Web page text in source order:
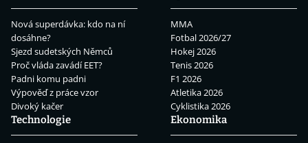
Nová superdávka: kdo na ní
dosáhne?
Sjezd sudetských Němců
Proč vláda zavádí EET?
Padni komu padni
Výpověď z práce vzor
Divoký kačer
MMA
Fotbal 2026/27
Hokej 2026
Tenis 2026
F1 2026
Atletika 2026
Cyklistika 2026
Technologie
Ekonomika